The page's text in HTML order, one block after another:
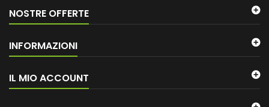
NOSTRE OFFERTE
INFORMAZIONI
IL MIO ACCOUNT